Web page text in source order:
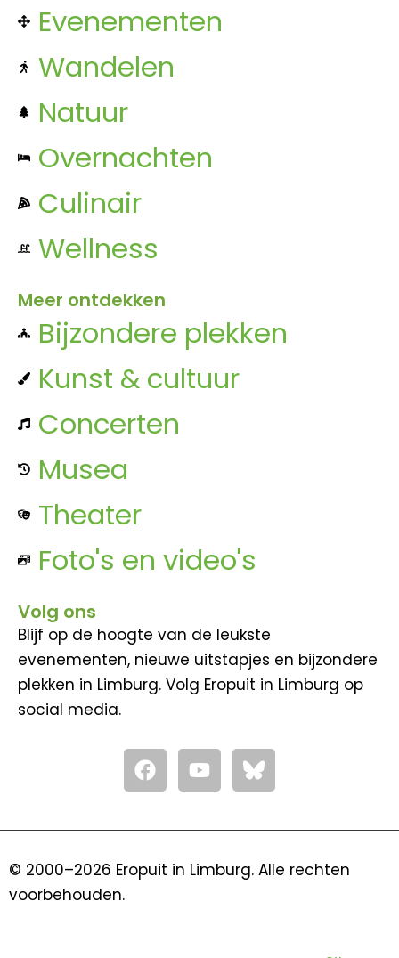
Evenementen
Wandelen
Natuur
Overnachten
Culinair
Wellness
Meer ontdekken
Bijzondere plekken
Kunst & cultuur
Concerten
Musea
Theater
Foto's en video's
Volg ons
Blijf op de hoogte van de leukste
evenementen, nieuwe uitstapjes en bijzondere
plekken in Limburg. Volg Eropuit in Limburg op
social media.
F
a
c
o
Y
o
u
b
© 2000–2026 Eropuit in Limburg. Alle rechten
voorbehouden.